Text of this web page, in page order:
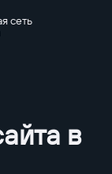
сеть
в